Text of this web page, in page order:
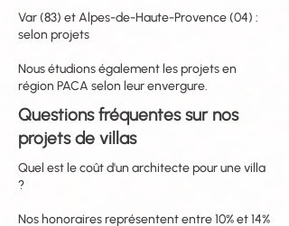
Var (83) et Alpes-de-Haute-Provence (04) :
selon projets
Nous étudions également les projets en
région PACA selon leur envergure.
Questions fréquentes sur nos
projets de villas
Quel est le coût d'un architecte pour une villa
?
Nos honoraires représentent entre 10% et 14%